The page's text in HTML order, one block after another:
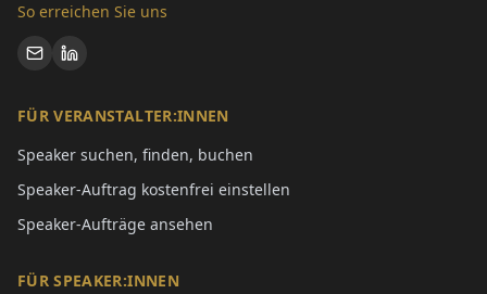
So erreichen Sie uns
FÜR VERANSTALTER:INNEN
Speaker suchen, finden, buchen
Speaker-Auftrag kostenfrei einstellen
Speaker-Aufträge ansehen
FÜR SPEAKER:INNEN